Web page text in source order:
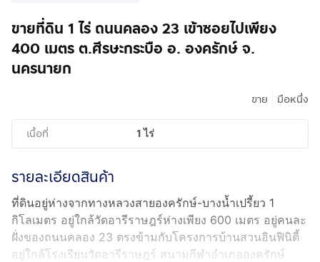
ขายที่ดิน 1 ไร่ ถนนคลอง 23 เข้าซอยไปเพียง
400 เมตร ต.ศีรษะกระบือ อ. องครักษ์ จ.
นครนายก
ขาย มือหนึ่ง
เนื้อที่ 1 ไร่
รายละเอียดสินค้า
ที่ดินอยู่ห่างจากทางหลวงสายองครักษ์-บางน้ำเปรี้ยว 1
กิโลเมตร อยู่ใกล้วัดอารีราษฎร์ห่างเพียง 600 เมตร อยู่คนละ
ฝั่งของถนนคลอง 23 ตรงข้ามกับโครงการบ้านสวนอินฟินิตี้
อยู่ใกล้โรงเรียนวัดอารีราษฎร์ สนามกีฬาอำเภอองครักษ์